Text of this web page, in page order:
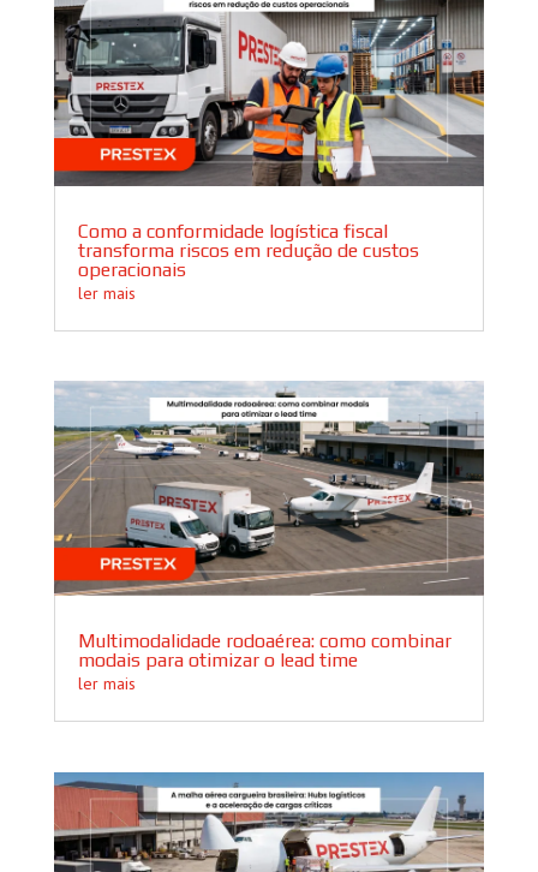
Como a conformidade logística fiscal
transforma riscos em redução de custos
operacionais
ler mais
Multimodalidade rodoaérea: como combinar
modais para otimizar o lead time
ler mais